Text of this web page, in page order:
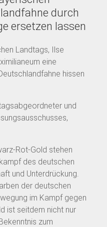
durch
ersetzen lassen
Landtags, Ilse
eine
hissen
und
Rot-Gold stehen
des deutschen
und Unterdrückung.
der deutschen
im Kampf gegen
ist seitdem nicht nur
zum